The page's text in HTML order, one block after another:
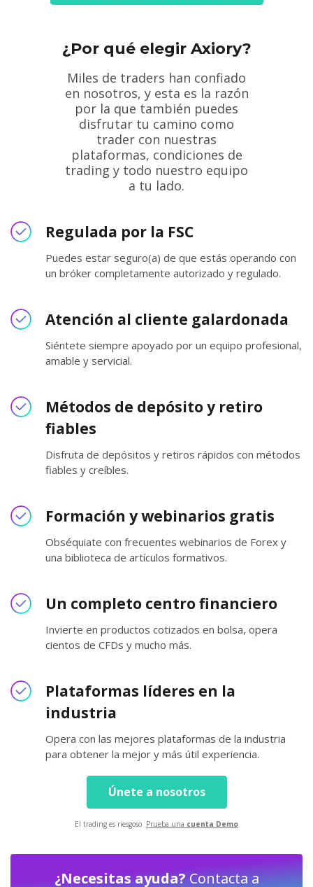
¿Por qué elegir Axiory?
Miles de traders han confiado
en nosotros, y esta es la razón
por la que también puedes
disfrutar tu camino como
trader con nuestras
plataformas, condiciones de
trading y todo nuestro equipo
a tu lado.
Regulada por la FSC
Puedes estar seguro(a) de que estás operando con
un bróker completamente autorizado y regulado.
Atención al cliente galardonada
Siéntete siempre apoyado por un equipo profesional,
amable y servicial.
Métodos de depósito y retiro
fiables
Disfruta de depósitos y retiros rápidos con métodos
fiables y creíbles.
Formación y webinarios gratis
Obséquiate con frecuentes webinarios de Forex y
una biblioteca de artículos formativos.
Un completo centro financiero
Invierte en productos cotizados en bolsa, opera
cientos de CFDs y mucho más.
Plataformas líderes en la
industria
Opera con las mejores plataformas de la industria
para obtener la mejor y más útil experiencia.
Únete a nosotros
El trading es riesgoso Prueba una cuenta Demo
¿Necesitas ayuda?Contacta a